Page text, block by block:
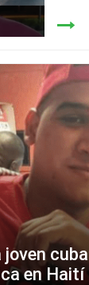
en Haití